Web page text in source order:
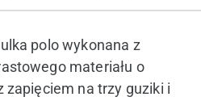
polo wykonana z
materiału o
zapięciem na trzy guziki i